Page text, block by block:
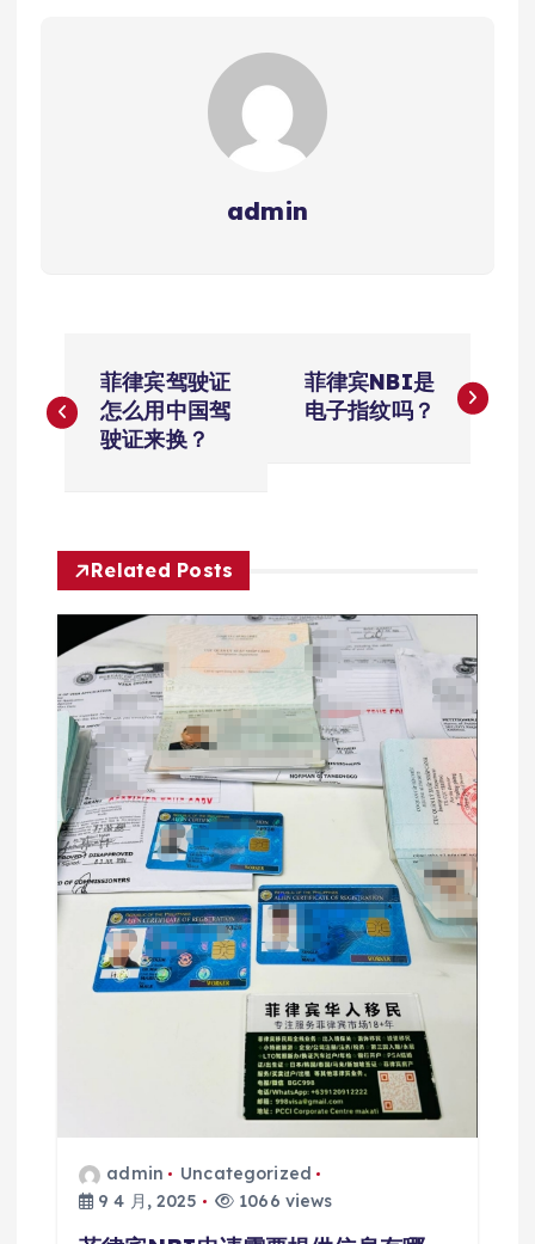
admin
章
航
菲律宾驾驶证
怎么用中国驾
驶证来换？
菲律宾NBI是
电子指纹吗？
Related Posts
admin
Uncategorized
9 4 月, 2025
1066 views